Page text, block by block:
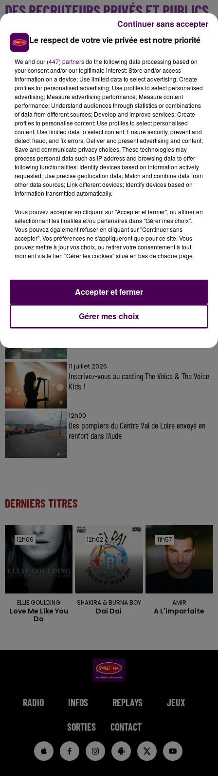
DES RECRUTEURS PRIVÉS ET PUBLICS
Parmi les entreprises privées dont la présence est
d'ores et déjà confirmée -d'autres pourraient s'y
joindre-, on trouve Gazfio, Glas Express, SEB, Lafarge,
ACO, Saint-Louis Sucre, Depestele, ERM, Véolia, Demgy,
Minéraux Industriels de Gaillon, Flexikeg, ID Services,
Collins, Geiq Btp, Cryo Diffusion,Therm Inova, GED,
Maia Space, DLSI, Morgan Services et Blanchard."A
noter également, la participation de représentants
des services Ressources humaines du Conseil
départemental de l’Eure, de l'intercommunalité Seine
Normandie Agglomération et de la municipalité des
Andelysqui proposeront leurs offres d’emplois"
ajoutent les organisateurs.
31 juillet 2026
Gagnez vos entrées à Terra Botanica !
11 juillet 2026
Inscrivez-vous au casting The Voice & The Voice
Kids !
12h00
Des pompiers du Centre Val de Loire envoyé en
renfort dans l'Aude
DERNIERS TITRES
12h06
12h06
ELLIE GOULDING
Love Me Like You
Do
12h02
12h02
SHAKIRA & BURNA BOY
Dai Dai
11h57
11h57
AMIR
A L'imparfaite
RADIO INFOS REPLAYS JEUX
SORTIES CONTACT
Le respect de votre vie privée est notre priorité
We and our (447) partnersdo the following data processing based on
your consent and/or our legitimate interest: Store and/or access
information on a device; Use limited data to select advertising; Create
profiles for personalised advertising; Use profiles to select personalised
advertising; Measure advertising performance; Measure content
performance; Understand audiences through statistics or combinations
of data from different sources; Develop and improve services; Create
profiles to personalise content; Use profiles to select personalised
content; Use limited data to select content; Ensure security, prevent and
detect fraud, and fix errors; Deliver and present advertising and content;
Save and communicate privacy choices. These technologies may
process personal data such as IP address and browsing data to offer
following functionalities: Identify devices based on information actively
requested; Use precise geolocation data; Match and combine data from
other data sources; Link different devices; Identify devices based on
information transmitted automatically.
Vous pouvez accepter en cliquant sur "Accepter et fermer", ou affiner en
sélectionnant les finalités et/ou partenaires dans "Gérer mes choix".
Vous pouvez également refuser en cliquant sur "Continuer sans
accepter". Vos préférences ne s'appliqueront que pour ce site. Vous
pouvez mettre à jour vos choix, ou retirer votre consentement à tout
moment via le lien "Gérer les cookies" situé en bas de chaque page.
Gérer mes choix
Accepter et fermer
Continuer sans accepter